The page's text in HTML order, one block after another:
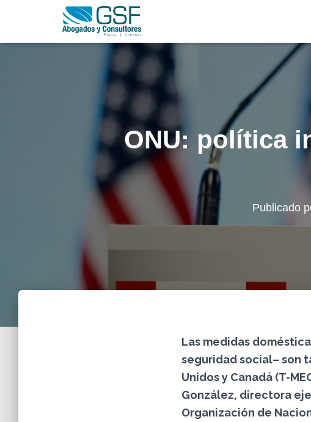
ONU: política
Publicado
Las medidas
seguridad social– son
Unidos y Canadá (T-
González, directora
Organización de